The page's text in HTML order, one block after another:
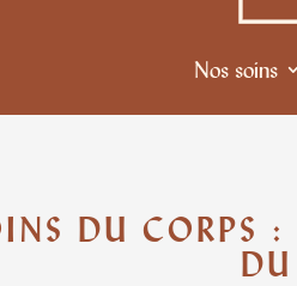
Nos soins
DU CORPS :